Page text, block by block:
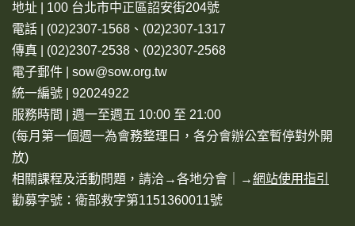
地址 | 100 台北市中正區詔安街204號
電話 | (02)2307-1568、(02)2307-1317
傳真 | (02)2307-2538、(02)2307-2568
電子郵件 | sow@sow.org.tw
統一編號 | 92024922
服務時間 | 週一至週五 10:00 至 21:00
(每月第一個週一為會務整理日，各分會辦公室暫停對外開
放)
相關課程及活動問題，請洽→各地分會 ｜→網站使用指引
勸募字號：衛部救字第1151360011號